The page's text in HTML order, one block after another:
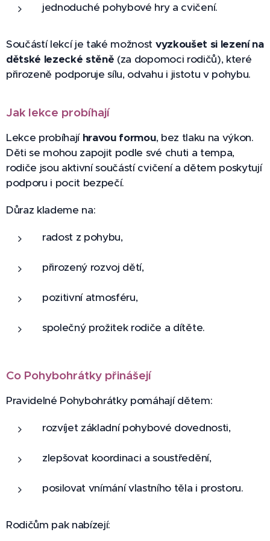
jednoduché pohybové hry a cvičení.
Součástí lekcí je také možnost vyzkoušet si lezení na
dětské lezecké stěně (za dopomoci rodičů), které
přirozeně podporuje sílu, odvahu i jistotu v pohybu.
Jak lekce probíhají
Lekce probíhají hravou formou, bez tlaku na výkon.
Děti se mohou zapojit podle své chuti a tempa,
rodiče jsou aktivní součástí cvičení a dětem poskytují
podporu i pocit bezpečí.
Důraz klademe na:
radost z pohybu,
přirozený rozvoj dětí,
pozitivní atmosféru,
společný prožitek rodiče a dítěte.
Co Pohybohrátky přinášejí
Pravidelné Pohybohrátky pomáhají dětem:
rozvíjet základní pohybové dovednosti,
zlepšovat koordinaci a soustředění,
posilovat vnímání vlastního těla i prostoru.
Rodičům pak nabízejí: